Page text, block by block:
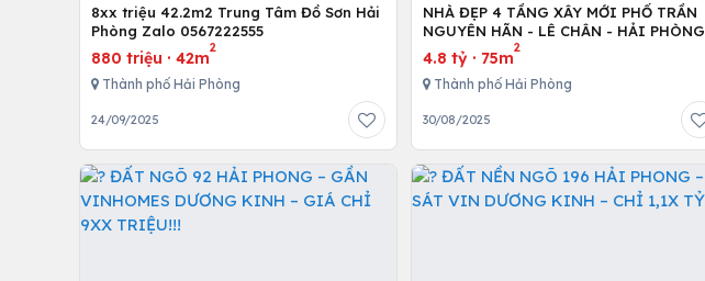
8xx triệu 42.2m2 Trung Tâm Đồ Sơn Hải
Phòng Zalo 0567222555
880 triệu · 42m
2
Thành phố Hải Phòng
24/09/2025
NHÀ ĐẸP 4 TẦNG XÂY MỚI PHỐ TRẦN
NGUYÊN HÃN - LÊ CHÂN - HẢI PHÒNG
4.8 tỷ · 75m
2
Thành phố Hải Phòng
30/08/2025